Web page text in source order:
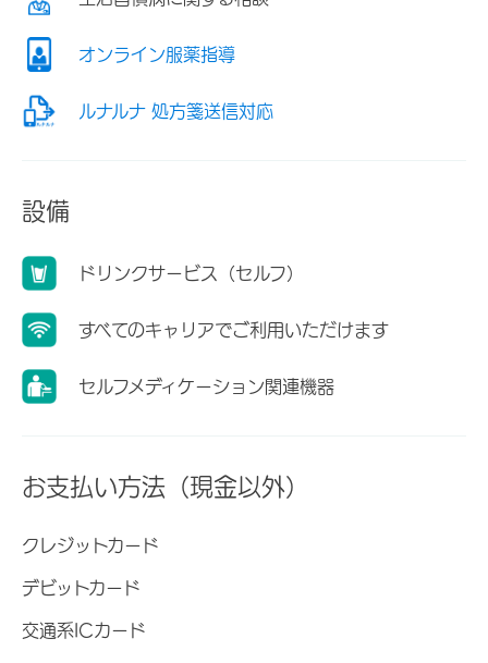
オンライン服薬指導
ルナルナ 処方箋送信対応
設備
ドリンクサービス（セルフ）
すべてのキャリアでご利用いただけます
セルフメディケーション関連機器
お支払い方法（現金以外）
クレジットカード
デビットカード
交通系ICカード